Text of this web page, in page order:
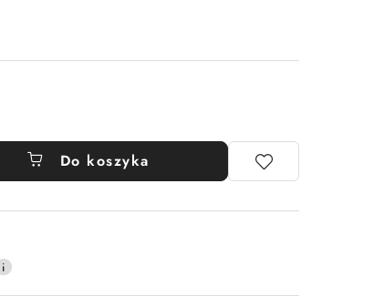
Do koszyka